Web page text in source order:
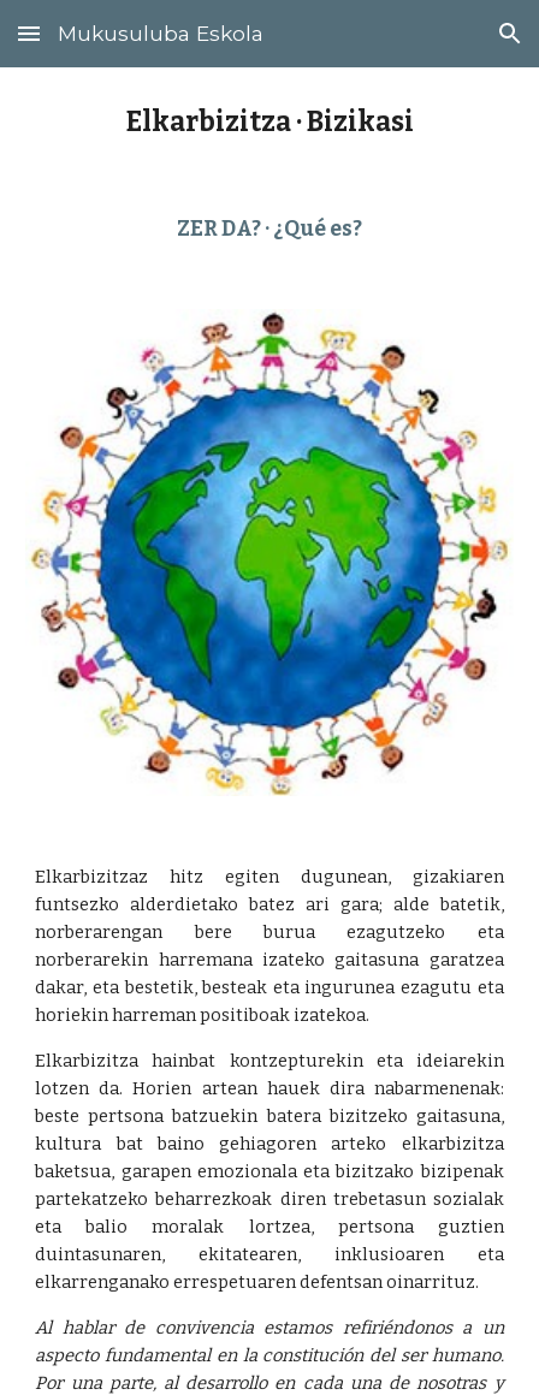
Skip to main content Skip to navigation
Mukusuluba Eskola
Elkarbizitza · Bizikasi
ZER DA? · ¿Qué es?
Elkarbizitzaz hitz egiten dugunean, gizakiaren
funtsezko alderdietako batez ari gara; alde batetik,
norberarengan bere burua ezagutzeko eta
norberarekin harremana izateko gaitasuna garatzea
dakar, eta bestetik, besteak eta ingurunea ezagutu eta
horiekin harreman positiboak izatekoa.
Elkarbizitza hainbat kontzepturekin eta ideiarekin
lotzen da. Horien artean hauek dira nabarmenenak:
beste pertsona batzuekin batera bizitzeko gaitasuna,
kultura bat baino gehiagoren arteko elkarbizitza
baketsua, garapen emozionala eta bizitzako bizipenak
partekatzeko beharrezkoak diren trebetasun sozialak
eta balio moralak lortzea, pertsona guztien
duintasunaren, ekitatearen, inklusioaren eta
elkarrenganako errespetuaren defentsan oinarrituz.
Al hablar de convivencia estamos refiriéndonos a un
aspecto fundamental en la constitución del ser humano.
Por una parte, al desarrollo en cada una de nosotras y